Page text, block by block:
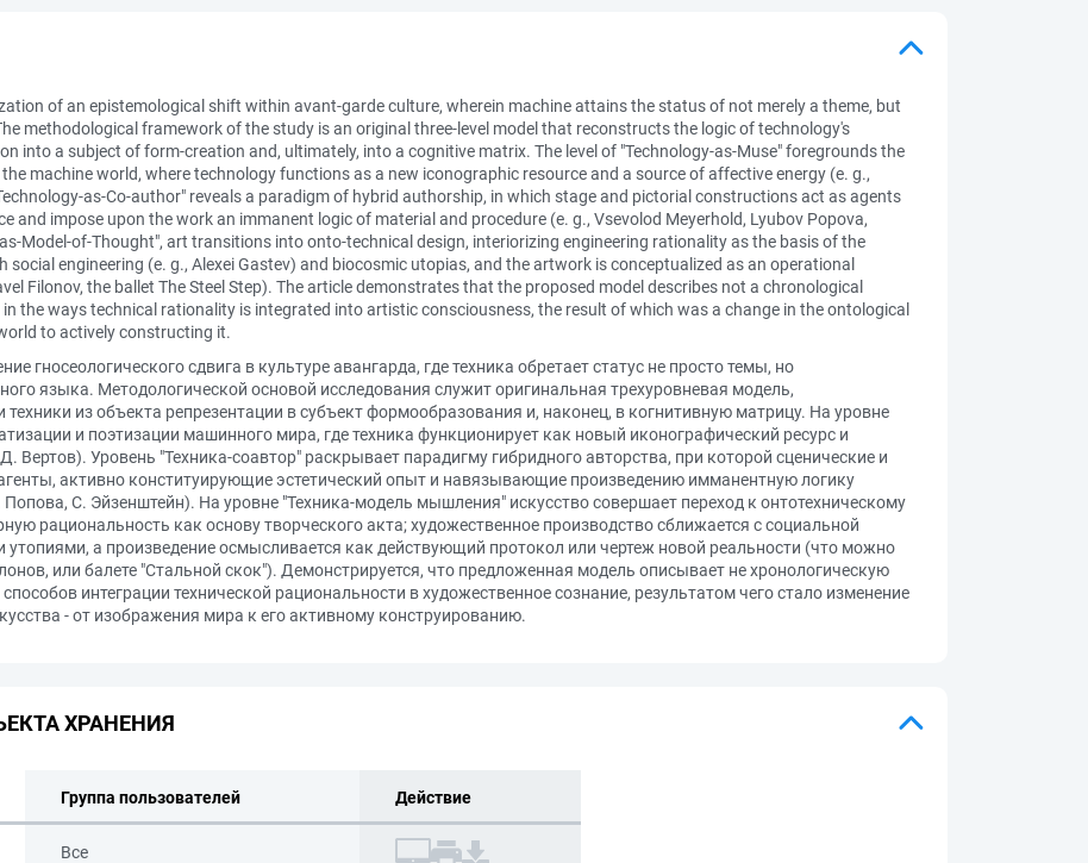
of an epistemological shift within avant-garde culture, wherein machine attains the status of not merely a theme, but
methodological framework of the study is an original three-level model that reconstructs the logic of technology's
into a subject of form-creation and, ultimately, into a cognitive matrix. The level of "Technology-as-Muse" foregrounds the
machine world, where technology functions as a new iconographic resource and a source of affective energy (e. g.,
as-Co-author" reveals a paradigm of hybrid authorship, in which stage and pictorial constructions act as agents
and impose upon the work an immanent logic of material and procedure (e. g., Vsevolod Meyerhold, Lyubov Popova,
Model-of-Thought", art transitions into onto-technical design, interiorizing engineering rationality as the basis of the
engineering (e. g., Alexei Gastev) and biocosmic utopias, and the artwork is conceptualized as an operational
Filonov, the ballet The Steel Step). The article demonstrates that the proposed model describes not a chronological
the ways technical rationality is integrated into artistic consciousness, the result of which was a change in the ontological
to actively constructing it.
гносеологического сдвига в культуре авангарда, где техника обретает статус не просто темы, но
языка. Методологической основой исследования служит оригинальная трехуровневая модель,
из объекта репрезентации в субъект формообразования и, наконец, в когнитивную матрицу. На уровне
и поэтизации машинного мира, где техника функционирует как новый иконографический ресурс и
Вертов). Уровень "Техника-соавтор" раскрывает парадигму гибридного авторства, при которой сценические и
активно конституирующие эстетический опыт и навязывающие произведению имманентную логику
С. Эйзенштейн). На уровне "Техника-модель мышления" искусство совершает переход к онтотехническому
рациональность как основу творческого акта; художественное производство сближается с социальной
а произведение осмысливается как действующий протокол или чертеж новой реальности (что можно
или балете "Стальной скок"). Демонстрируется, что предложенная модель описывает не хронологическую
интеграции технической рациональности в художественное сознание, результатом чего стало изменение
- от изображения мира к его активному конструированию.
ХРАНЕНИЯ
Группа пользователей Действие
Все